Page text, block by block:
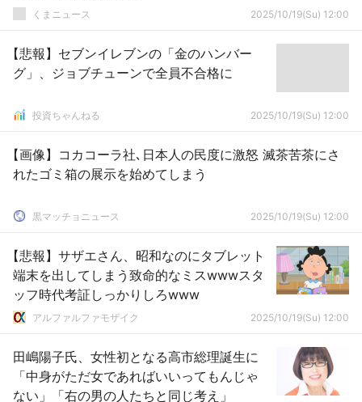
くまニュース 2025/10/19(Su) 12:00
【悲報】セブンイレブンの「金のハンバー
グ」、ジョブチューンで全員不合格に
投資ちゃんねる 2025/10/19(Su) 12:00
【画像】コカコーラ社､日本人の民度に激怒 滅茶苦茶にさ
れたゴミ箱の展示を始めてしまう
黒マッチョニュース 2025/10/19(Su) 12:00
【悲報】サザエさん、昭和なのにタブレット
端末を出してしまう致命的なミスwwwスタ
ッフ時代考証しっかりしろwww
アルファルファモザイク 2025/10/19(Su) 12:00
田嶋陽子氏、女性初となる高市総理誕生に
「中身がただ女であればいいってもんじゃ
ない」「右の男の人たちと同じ考え」